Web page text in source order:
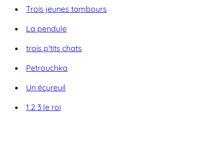
Trois jeunes tambours
La pendule
trois p'tits chats
Petrouchka
Un écureuil
1 2 3 le roi